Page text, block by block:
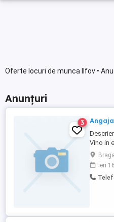
Oferte locuri de munca Ilfov •
Anunțuri
3
Vino in
job, cu
mai
si vrei
ieri